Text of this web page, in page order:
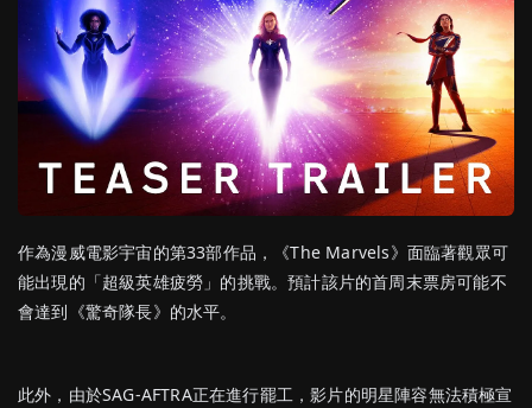
作為漫威電影宇宙的第33部作品，《The Marvels》面臨著觀眾可
能出現的「超級英雄疲勞」的挑戰。預計該片的首周末票房可能不
會達到《驚奇隊長》的水平。
此外，由於SAG-AFTRA正在進行罷工，影片的明星陣容無法積極宣